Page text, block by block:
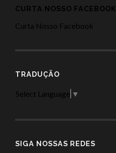
CURTA NOSSO FACEBOOK
Curta Nosso Facebook
TRADUÇÃO
Select Language ▼
SIGA NOSSAS REDES